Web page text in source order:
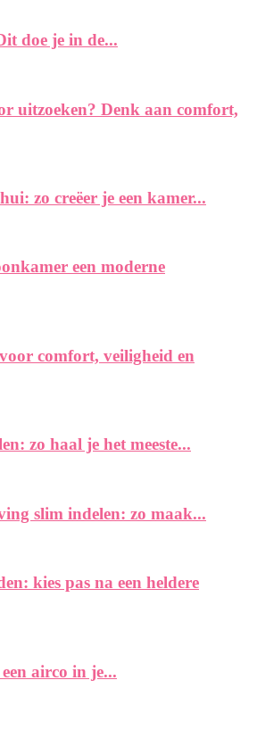
doe je in de...
uitzoeken? Denk aan comfort,
zo creëer je een kamer...
een moderne
comfort, veiligheid en
zo haal je het meeste...
slim indelen: zo maak...
kies pas na een heldere
airco in je...